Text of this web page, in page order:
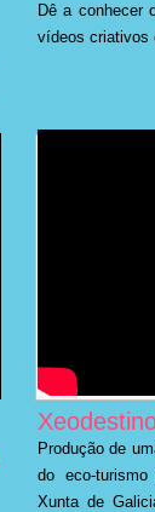
Produção de
do eco-
Xunta de
Dê a conhecer
vídeos criativos